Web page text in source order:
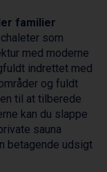
familier
som
med moderne
indrettet med
og fuldt
til at tilberede
kan du slappe
sauna
betagende udsigt